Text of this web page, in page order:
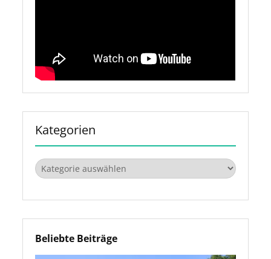
Kategorien
Kategorien
Beliebte Beiträge